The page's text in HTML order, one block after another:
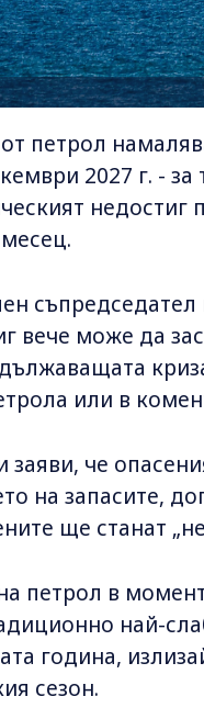
петрол
2027 г. -
съпредседател
вече може да
или в
заяви, че
на запасите,
ще станат
петрол в
най-
година,
сезон.